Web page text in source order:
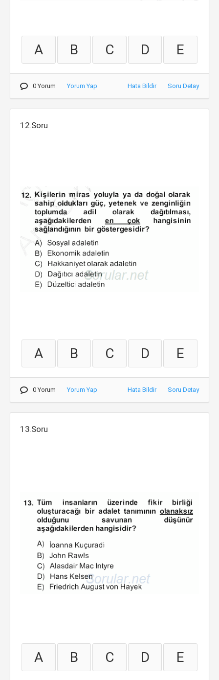
A B C D E
0 Yorum Yorum Yap Hata Bildir Soru Detay
12.Soru
A B C D E
0 Yorum Yorum Yap Hata Bildir Soru Detay
13.Soru
A B C D E